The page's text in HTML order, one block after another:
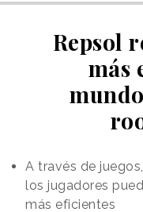
Repsol
más
A través de
los jugadores
más eficientes